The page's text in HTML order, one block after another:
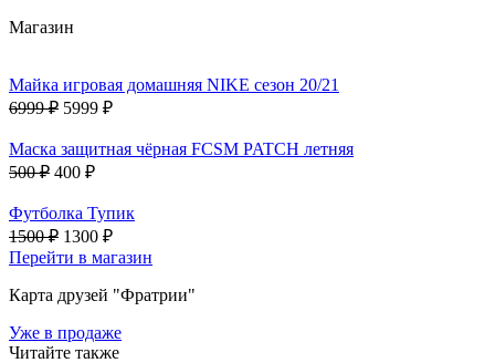
Магазин
Майка игровая домашняя NIKE сезон 20/21
6999 ₽ 5999 ₽
Маска защитная чёрная FCSM PATCH летняя
500 ₽ 400 ₽
Футболка Тупик
1500 ₽ 1300 ₽
Перейти в магазин
Карта друзей "Фратрии"
Уже в продаже
Читайте также